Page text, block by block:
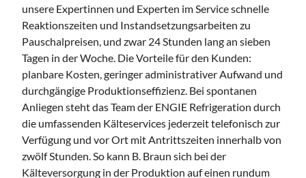
unsere Expertinnen und Experten im Service schnelle
Reaktionszeiten und Instandsetzungsarbeiten zu
Pauschalpreisen, und zwar 24 Stunden lang an sieben
Tagen in der Woche. Die Vorteile für den Kunden:
planbare Kosten, geringer administrativer Aufwand und
durchgängige Produktionseffizienz. Bei spontanen
Anliegen steht das Team der ENGIE Refrigeration durch
die umfassenden Kälteservices jederzeit telefonisch zur
Verfügung und vor Ort mit Antrittszeiten innerhalb von
zwölf Stunden. So kann B. Braun sich bei der
Kälteversorgung in der Produktion auf einen rundum